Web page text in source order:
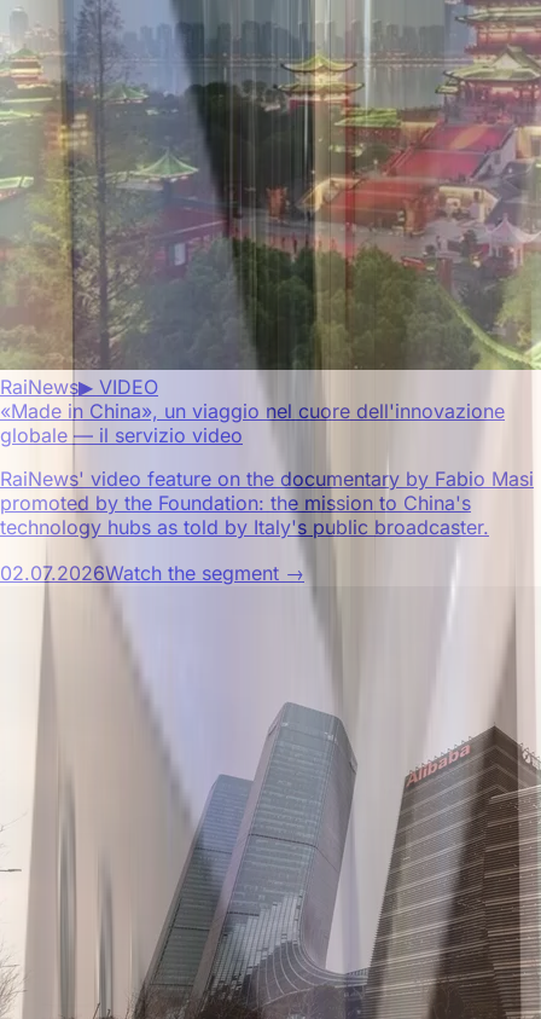
RaiNews▶ VIDEO
«Made in China», un viaggio nel cuore dell'innovazione
globale — il servizio video
RaiNews' video feature on the documentary by Fabio Masi
promoted by the Foundation: the mission to China's
technology hubs as told by Italy's public broadcaster.
02.07.2026Watch the segment →